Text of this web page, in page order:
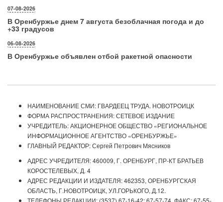
07-08-2026
В Оренбуржье днем 7 августа безоблачная погода и до
+33 градусов
06-08-2026
В Оренбуржье объявлен отбой ракетной опасности
НАИМЕНОВАНИЕ СМИ: ГВАРДЕЕЦ ТРУДА. НОВОТРОИЦК
ФОРМА РАСПРОСТРАНЕНИЯ: СЕТЕВОЕ ИЗДАНИЕ
УЧРЕДИТЕЛЬ: АКЦИОНЕРНОЕ ОБЩЕСТВО «РЕГИОНАЛЬНОЕ
ИНФОРМАЦИОННОЕ АГЕНТСТВО «ОРЕНБУРЖЬЕ»
ГЛАВНЫЙ РЕДАКТОР: Сергей Петрович Мясников
АДРЕС УЧРЕДИТЕЛЯ: 460009, Г. ОРЕНБУРГ, ПР-КТ БРАТЬЕВ
КОРОСТЕЛЕВЫХ, Д. 4
АДРЕС РЕДАКЦИИ И ИЗДАТЕЛЯ: 462353, ОРЕНБУРГСКАЯ
ОБЛАСТЬ, Г.НОВОТРОИЦК, УЛ.ГОРЬКОГО, Д.12.
ТЕЛЕФОНЫ РЕДАКЦИИ: (3537) 67-16-42; 67-57-74. ФАКС: 67-55-